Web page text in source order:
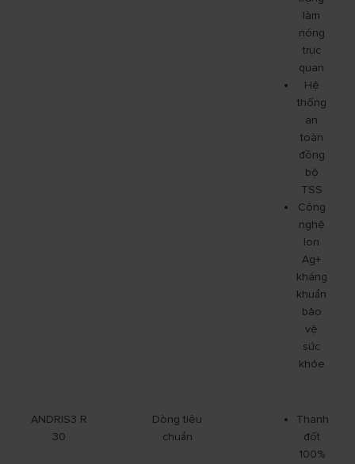
làm
nóng
trực
quan
Hệ
thống
an
toàn
đồng
bộ
TSS
Công
nghệ
Ion
Ag+
kháng
khuẩn
bảo
vệ
sức
khỏe
ANDRIS3 R
30
Dòng tiêu
chuẩn
Thanh
đốt
100%